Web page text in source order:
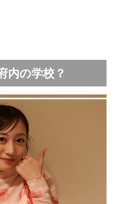
内の学校？